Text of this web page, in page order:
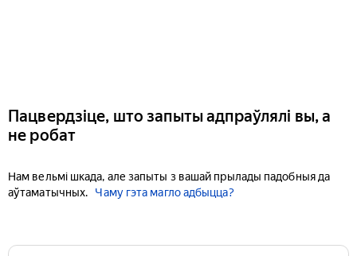
Пацвердзіце, што запыты адпраўлялі вы, а
не робат
Нам вельмі шкада, але запыты з вашай прылады падобныя да
аўтаматычных.
Чаму гэта магло адбыцца?